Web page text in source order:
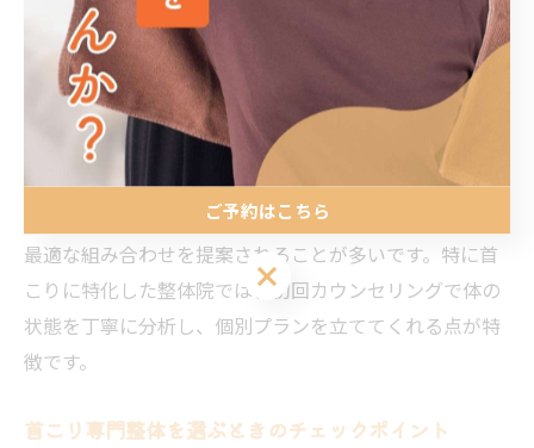
けてのこりを和らげる。
ソフト整体：痛みが苦手な方や高齢者にも安心して受
けられる、やさしい手技中心の施術。
鍼灸との組み合わせ：東洋医学の視点を活かし、身体
のめぐりを促進する。
これらの施術は、症状や生活スタイル、年齢に合わせて
最適な組み合わせを提案されることが多いです。特に首
こりに特化した整体院では、初回カウンセリングで体の
状態を丁寧に分析し、個別プランを立ててくれる点が特
徴です。
首こり専門整体を選ぶときのチェックポイント
ご予約はこちら
ご予約はこちら